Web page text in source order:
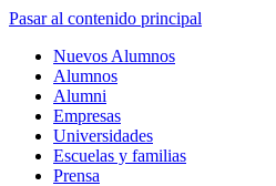
Pasar al contenido principal
Nuevos Alumnos
Alumnos
Alumni
Empresas
Universidades
Escuelas y familias
Prensa